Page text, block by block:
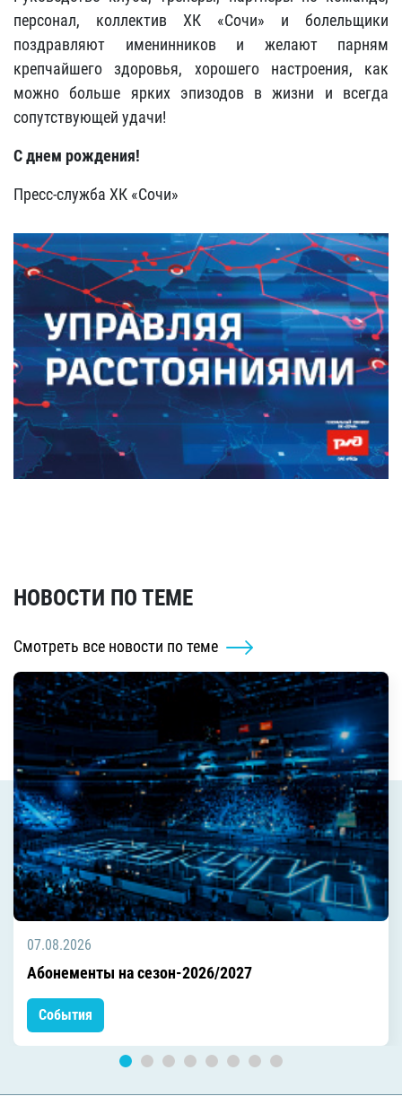
персонал, коллектив ХК «Сочи» и болельщики
поздравляют именинников и желают парням
крепчайшего здоровья, хорошего настроения, как
можно больше ярких эпизодов в жизни и всегда
сопутствующей удачи!
С днем рождения!
Пресс-служба ХК «Сочи»
НОВОСТИ ПО ТЕМЕ
Смотреть все новости по теме
07.08.2026
Абонементы на сезон-2026/2027
События